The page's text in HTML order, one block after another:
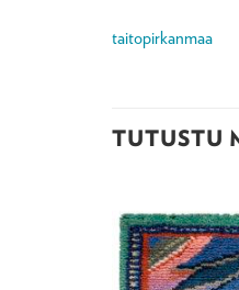
taitopirkanmaa
TUTUSTU